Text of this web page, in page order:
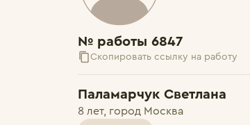
№ работы 6847
Скопировать ссылку на работу
Паламарчук Светлана
8 лет, город Москва